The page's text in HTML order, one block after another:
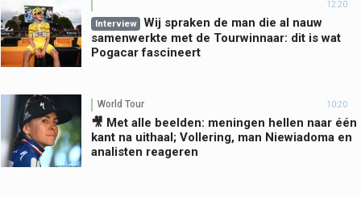
12:20
Interview
Wij spraken de man die al nauw
samenwerkte met de Tourwinnaar: dit is wat
Pogacar fascineert
World Tour 10:20
🎥 Met alle beelden: meningen hellen naar één
kant na uithaal; Vollering, man Niewiadoma en
analisten reageren